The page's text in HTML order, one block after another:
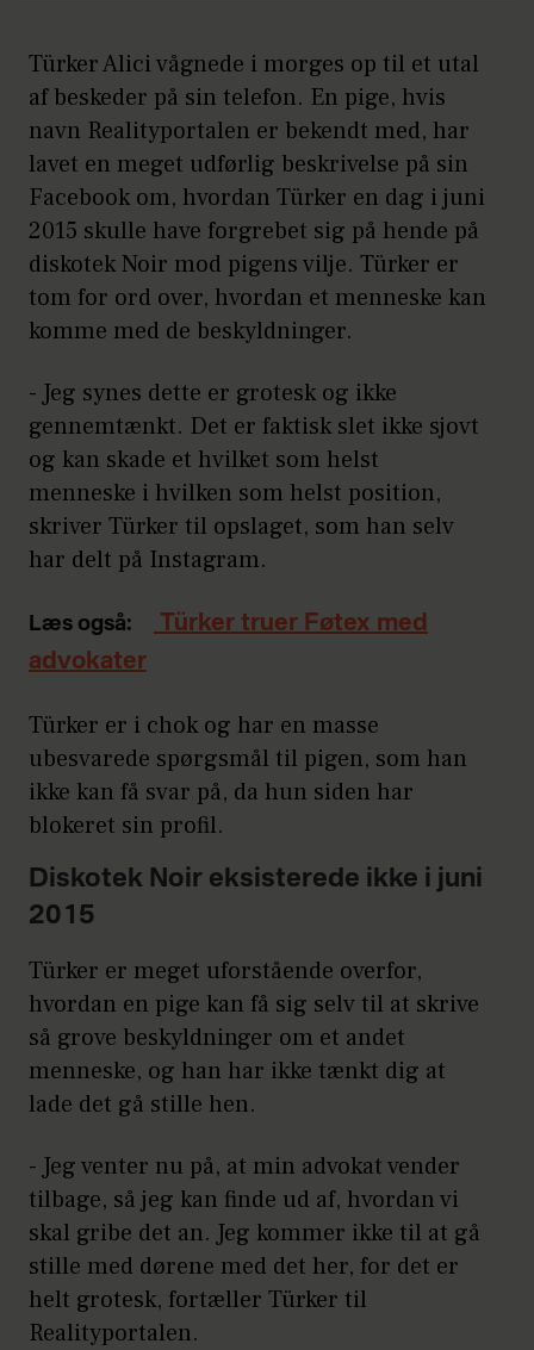
Türker Alici vågnede i morges op til et utal
af beskeder på sin telefon. En pige, hvis
navn Realityportalen er bekendt med, har
lavet en meget udførlig beskrivelse på sin
Facebook om, hvordan Türker en dag i juni
2015 skulle have forgrebet sig på hende på
diskotek Noir mod pigens vilje. Türker er
tom for ord over, hvordan et menneske kan
komme med de beskyldninger.
- Jeg synes dette er grotesk og ikke
gennemtænkt. Det er faktisk slet ikke sjovt
og kan skade et hvilket som helst
menneske i hvilken som helst position,
skriver Türker til opslaget, som han selv
har delt på Instagram.
Læs også:
Türker truer Føtex med
advokater
Türker er i chok og har en masse
ubesvarede spørgsmål til pigen, som han
ikke kan få svar på, da hun siden har
blokeret sin profil.
Diskotek Noir eksisterede ikke i juni
2015
Türker er meget uforstående overfor,
hvordan en pige kan få sig selv til at skrive
så grove beskyldninger om et andet
menneske, og han har ikke tænkt dig at
lade det gå stille hen.
- Jeg venter nu på, at min advokat vender
tilbage, så jeg kan finde ud af, hvordan vi
skal gribe det an. Jeg kommer ikke til at gå
stille med dørene med det her, for det er
helt grotesk, fortæller Türker til
Realityportalen.